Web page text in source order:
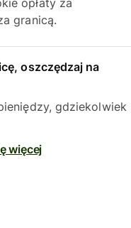
opłaty za
granicą.
oszczędzaj na
gdziekolwiek
więcej